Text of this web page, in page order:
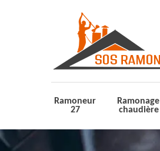
Ramoneur
27
chaudière